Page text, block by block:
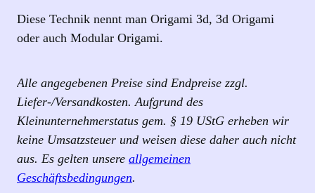
Diese Technik nennt man Origami 3d, 3d Origami
oder auch Modular Origami.
Alle angegebenen Preise sind Endpreise zzgl.
Liefer-/Versandkosten. Aufgrund des
Kleinunternehmerstatus gem. § 19 UStG erheben wir
keine Umsatzsteuer und weisen diese daher auch nicht
aus. Es gelten unsere allgemeinen
Geschäftsbedingungen.